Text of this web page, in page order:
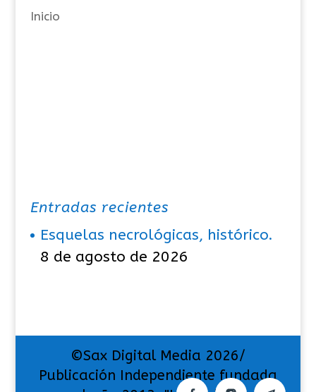
s
Inicio
Entradas recientes
Esquelas necrológicas, histórico.
8 de agosto de 2026
©Sax Digital Media 2026/
Publicación Independiente fundada